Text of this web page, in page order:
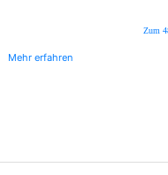
Zum
Mehr erfahren